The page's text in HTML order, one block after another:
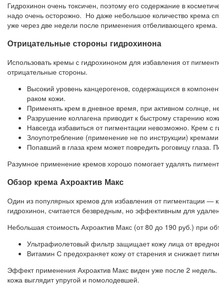
Гидрохинон очень токсичен, поэтому его содержание в
надо очень осторожно. Но даже небольшое количество крема
уже через две недели после применения отбеливающего крема.
Отрицательные стороны гидрохинона
Использовать кремы с гидрохиноном для избавления от
отрицательные стороны.
Высокий уровень канцерогенов, содержащихся в
раком кожи.
Применять крем в дневное время, при активном солнце,
Разрушение коллагена приводит к быстрому старению
Навсегда избавиться от пигментации невозможно. Крем
Злоупотребление (применение не по инструкции)
Попавший в глаза крем может повредить роговицу глаза.
Разумное применение кремов хорошо помогает удалять
Обзор крема Ахроактив Макс
Один из популярных кремов для избавления от пигментации —
гидрохинон, считается безвредным, но эффективным для
Небольшая стоимость Ахроактив Макс (от 80 до 190 руб.) при
Ультрафиолетовый фильтр защищает кожу лица от
Витамин С предохраняет кожу от старения и снижает
Эффект применения Ахроактив Макс виден уже после 2
кожа выглядит упругой и помолодевшей.